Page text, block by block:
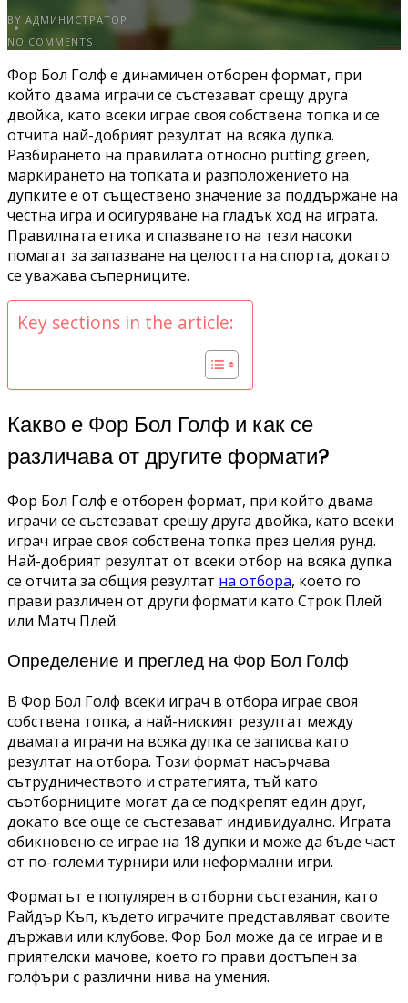
BY АДМИНИСТРАТОР
NO COMMENTS
Фор Бол Голф е динамичен отборен формат, при
който двама играчи се състезават срещу друга
двойка, като всеки играе своя собствена топка и се
отчита най-добрият резултат на всяка дупка.
Разбирането на правилата относно putting green,
маркирането на топката и разположението на
дупките е от съществено значение за поддържане на
честна игра и осигуряване на гладък ход на играта.
Правилната етика и спазването на тези насоки
помагат за запазване на целостта на спорта, докато
се уважава съперниците.
Key sections in the article:
Какво е Фор Бол Голф и как се
различава от другите формати?
Фор Бол Голф е отборен формат, при който двама
играчи се състезават срещу друга двойка, като всеки
играч играе своя собствена топка през целия рунд.
Най-добрият резултат от всеки отбор на всяка дупка
се отчита за общия резултат на отбора, което го
прави различен от други формати като Строк Плей
или Матч Плей.
Определение и преглед на Фор Бол Голф
В Фор Бол Голф всеки играч в отбора играе своя
собствена топка, а най-ниският резултат между
двамата играчи на всяка дупка се записва като
резултат на отбора. Този формат насърчава
сътрудничеството и стратегията, тъй като
съотборниците могат да се подкрепят един друг,
докато все още се състезават индивидуално. Играта
обикновено се играе на 18 дупки и може да бъде част
от по-големи турнири или неформални игри.
Форматът е популярен в отборни състезания, като
Райдър Къп, където играчите представляват своите
държави или клубове. Фор Бол може да се играе и в
приятелски мачове, което го прави достъпен за
голфъри с различни нива на умения.